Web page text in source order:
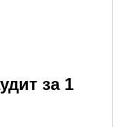
за 1